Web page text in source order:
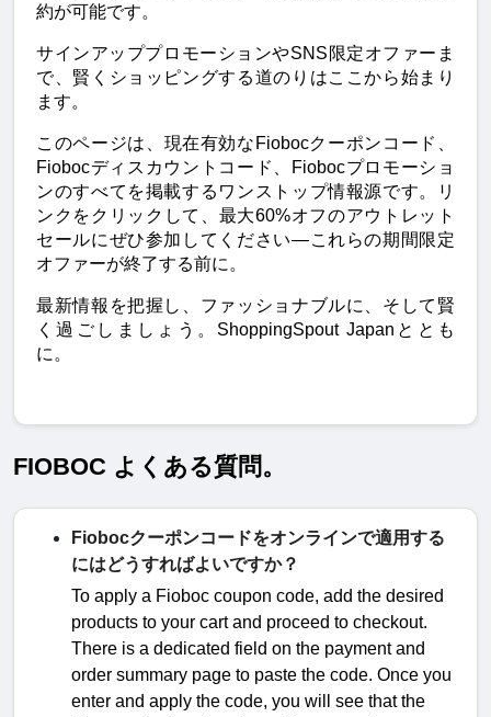
約が可能です。
サインアッププロモーションやSNS限定オファーま
で、賢くショッピングする道のりはここから始まり
ます。
このページは、現在有効なFiobocクーポンコード、
Fiobocディスカウントコード、Fiobocプロモーショ
ンのすべてを掲載するワンストップ情報源です。リ
ンクをクリックして、最大60%オフのアウトレット
セールにぜひ参加してください—これらの期間限定
オファーが終了する前に。
最新情報を把握し、ファッショナブルに、そして賢
く過ごしましょう。ShoppingSpout Japanととも
に。
FIOBOC よくある質問。
Fiobocクーポンコードをオンラインで適用する
にはどうすればよいですか？
To apply a Fioboc coupon code, add the desired
products to your cart and proceed to checkout.
There is a dedicated field on the payment and
order summary page to paste the code. Once you
enter and apply the code, you will see that the